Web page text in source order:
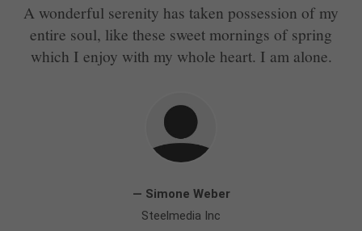
A wonderful serenity has taken possession of my
entire soul, like these sweet mornings of spring
which I enjoy with my whole heart. I am alone.
— Simone Weber
Steelmedia Inc